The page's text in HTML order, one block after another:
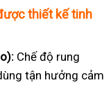
thiết kế tinh
Chế độ rung
tận hưởng cảm